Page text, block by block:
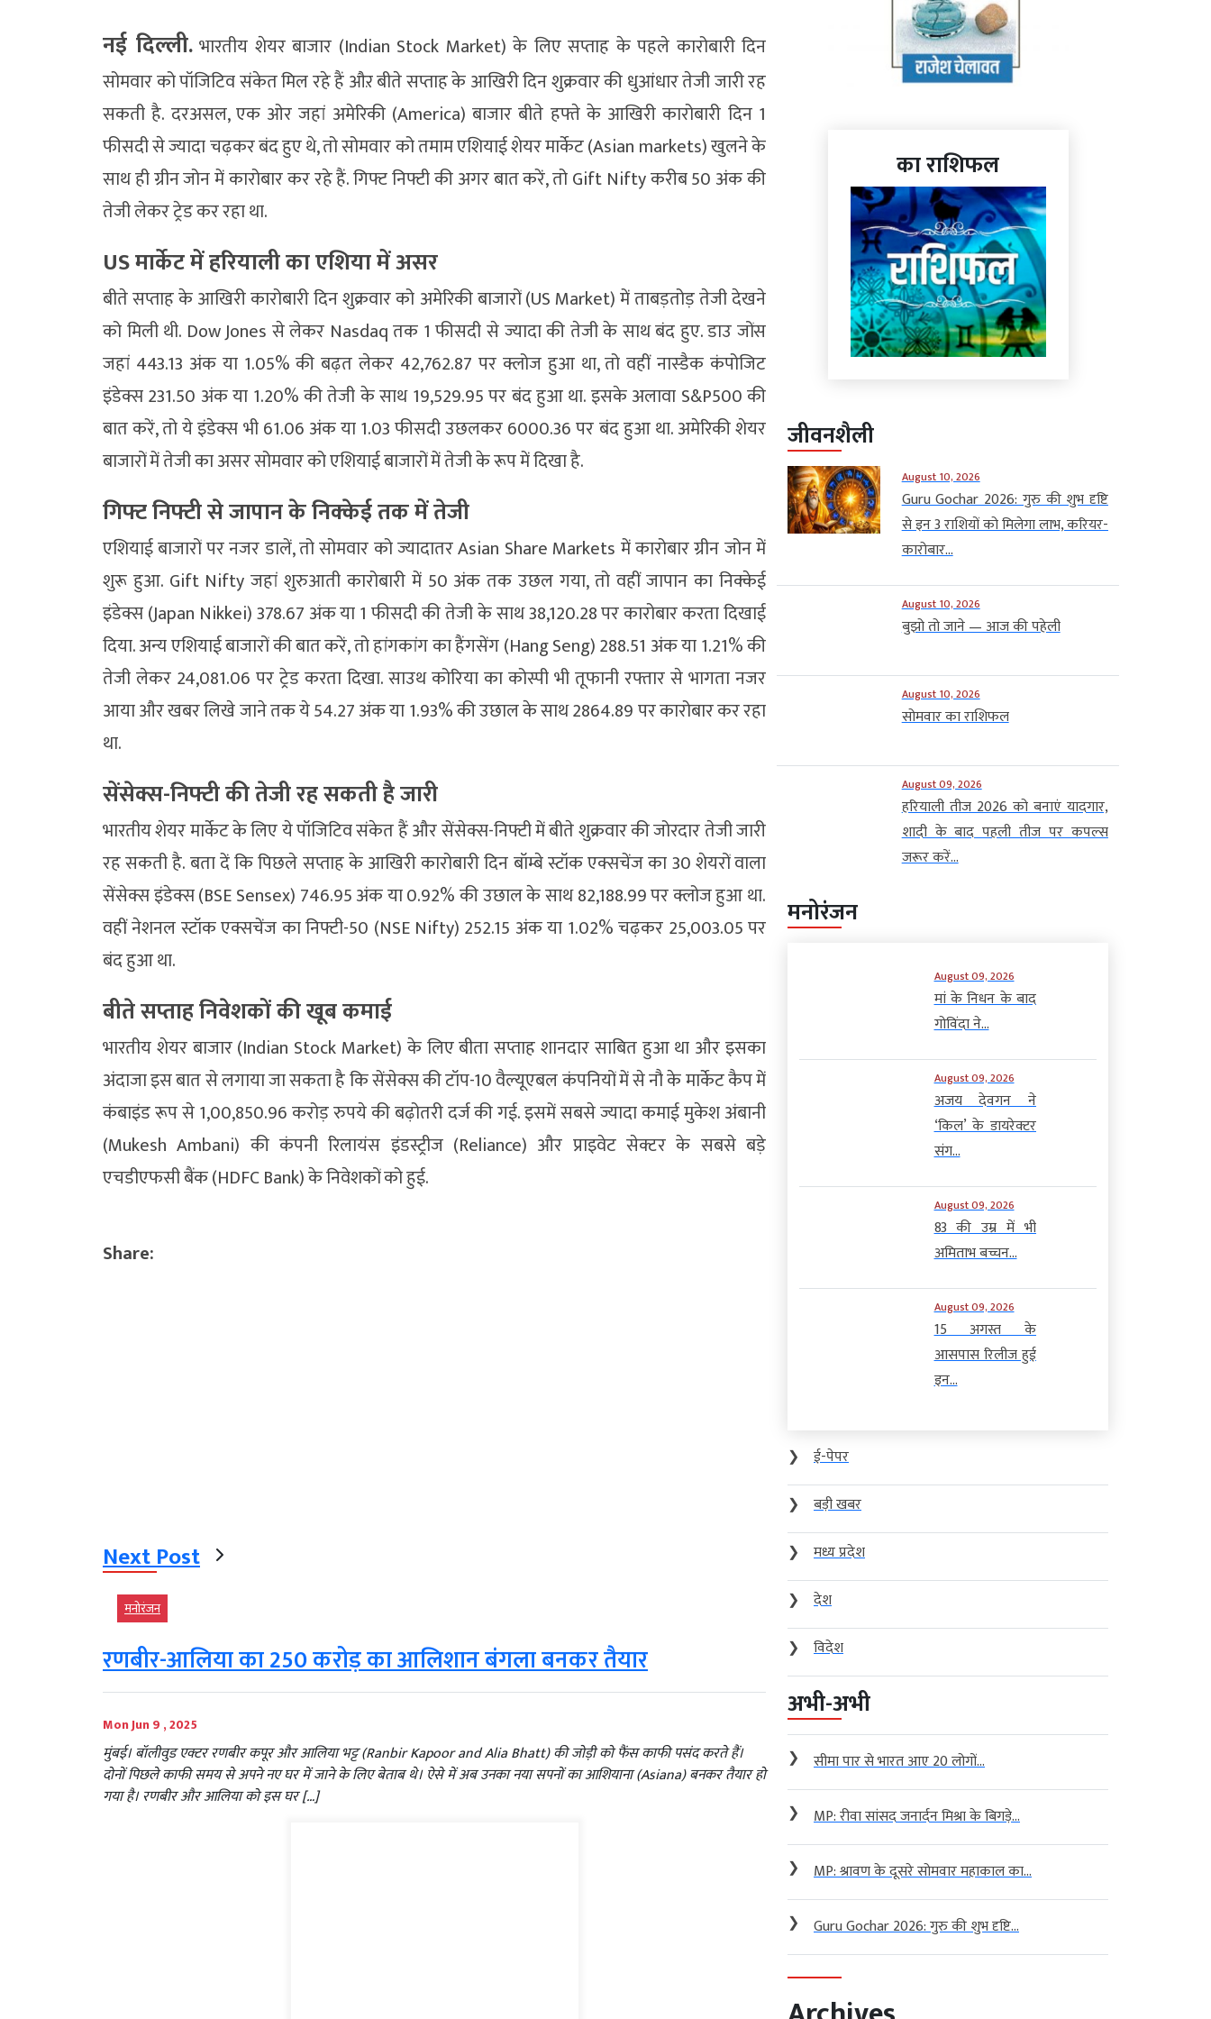
नई दिल्ली.भारतीय शेयर बाजार (Indian Stock Market) के लिए सप्ताह के पहले कारोबारी दिन
सोमवार को पॉजिटिव संकेत मिल रहे हैं औऱ बीते सप्ताह के आखिरी दिन शुक्रवार की धुआंधार तेजी जारी रह
सकती है. दरअसल, एक ओर जहां अमेरिकी (America) बाजार बीते हफ्ते के आखिरी कारोबारी दिन 1
फीसदी से ज्यादा चढ़कर बंद हुए थे, तो सोमवार को तमाम एशियाई शेयर मार्केट (Asian markets) खुलने के
साथ ही ग्रीन जोन में कारोबार कर रहे हैं. गिफ्ट निफ्टी की अगर बात करें, तो Gift Nifty करीब 50 अंक की
तेजी लेकर ट्रेड कर रहा था.
US मार्केट में हरियाली का एशिया में असर
बीते सप्ताह के आखिरी कारोबारी दिन शुक्रवार को अमेरिकी बाजारों (US Market) में ताबड़तोड़ तेजी देखने
को मिली थी. Dow Jones से लेकर Nasdaq तक 1 फीसदी से ज्यादा की तेजी के साथ बंद हुए. डाउ जोंस
जहां 443.13 अंक या 1.05% की बढ़त लेकर 42,762.87 पर क्लोज हुआ था, तो वहीं नास्डैक कंपोजिट
इंडेक्स 231.50 अंक या 1.20% की तेजी के साथ 19,529.95 पर बंद हुआ था. इसके अलावा S&P500 की
बात करें, तो ये इंडेक्स भी 61.06 अंक या 1.03 फीसदी उछलकर 6000.36 पर बंद हुआ था. अमेरिकी शेयर
बाजारों में तेजी का असर सोमवार को एशियाई बाजारों में तेजी के रूप में दिखा है.
गिफ्ट निफ्टी से जापान के निक्केई तक में तेजी
एशियाई बाजारों पर नजर डालें, तो सोमवार को ज्यादातर Asian Share Markets में कारोबार ग्रीन जोन में
शुरू हुआ. Gift Nifty जहां शुरुआती कारोबारी में 50 अंक तक उछल गया, तो वहीं जापान का निक्केई
इंडेक्स (Japan Nikkei) 378.67 अंक या 1 फीसदी की तेजी के साथ 38,120.28 पर कारोबार करता दिखाई
दिया. अन्य एशियाई बाजारों की बात करें, तो हांगकांग का हैंगसेंग (Hang Seng) 288.51 अंक या 1.21% की
तेजी लेकर 24,081.06 पर ट्रेड करता दिखा. साउथ कोरिया का कोस्पी भी तूफानी रफ्तार से भागता नजर
आया और खबर लिखे जाने तक ये 54.27 अंक या 1.93% की उछाल के साथ 2864.89 पर कारोबार कर रहा
था.
सेंसेक्स-निफ्टी की तेजी रह सकती है जारी
भारतीय शेयर मार्केट के लिए ये पॉजिटिव संकेत हैं और सेंसेक्स-निफ्टी में बीते शुक्रवार की जोरदार तेजी जारी
रह सकती है. बता दें कि पिछले सप्ताह के आखिरी कारोबारी दिन बॉम्बे स्टॉक एक्सचेंज का 30 शेयरों वाला
सेंसेक्स इंडेक्स (BSE Sensex) 746.95 अंक या 0.92% की उछाल के साथ 82,188.99 पर क्लोज हुआ था.
वहीं नेशनल स्टॉक एक्सचेंज का निफ्टी-50 (NSE Nifty) 252.15 अंक या 1.02% चढ़कर 25,003.05 पर
बंद हुआ था.
बीते सप्ताह निवेशकों की खूब कमाई
भारतीय शेयर बाजार (Indian Stock Market) के लिए बीता सप्ताह शानदार साबित हुआ था और इसका
अंदाजा इस बात से लगाया जा सकता है कि सेंसेक्स की टॉप-10 वैल्यूएबल कंपनियों में से नौ के मार्केट कैप में
कंबाइंड रूप से 1,00,850.96 करोड़ रुपये की बढ़ोतरी दर्ज की गई. इसमें सबसे ज्यादा कमाई मुकेश अंबानी
(Mukesh Ambani) की कंपनी रिलायंस इंडस्ट्रीज (Reliance) और प्राइवेट सेक्टर के सबसे बड़े
एचडीएफसी बैंक (HDFC Bank) के निवेशकों को हुई.
Share:
Next Post
मनोरंजन
रणबीर-आलिया का 250 करोड़ का आलिशान बंगला बनकर तैयार
Mon Jun 9 , 2025
मुंबई। बॉलीवुड एक्टर रणबीर कपूर और आलिया भट्ट (Ranbir Kapoor and Alia Bhatt) की जोड़ी को फैंस काफी पसंद करते हैं।
दोनों पिछले काफी समय से अपने नए घर में जाने के लिए बेताब थे। ऐसे में अब उनका नया सपनों का आशियाना (Asiana) बनकर तैयार हो
गया है। रणबीर और आलिया को इस घर […]
का राशिफल
जीवनशैली
August 10, 2026
Guru Gochar 2026: गुरु की शुभ दृष्टि
से इन 3 राशियों को मिलेगा लाभ, करियर-
कारोबार...
August 10, 2026
बुझो तो जाने — आज की पहेली
August 10, 2026
सोमवार का राशिफल
August 09, 2026
हरियाली तीज 2026 को बनाएं यादगार,
शादी के बाद पहली तीज पर कपल्स
जरूर करें...
मनोरंजन
August 09, 2026
मां के निधन के बाद
गोविंदा ने...
August 09, 2026
अजय देवगन ने
‘किल’ के डायरेक्टर
संग...
August 09, 2026
83 की उम्र में भी
अमिताभ बच्चन...
August 09, 2026
15 अगस्त के
आसपास रिलीज हुई
इन...
❯
ई-पेपर
❯
बड़ी खबर
❯
मध्य प्रदेश
❯
देश
❯
विदेश
अभी-अभी
❯ सीमा पार से भारत आए 20 लोगों...
❯ MP: रीवा सांसद जनार्दन मिश्रा के बिगड़े...
❯ MP: श्रावण के दूसरे सोमवार महाकाल का...
❯ Guru Gochar 2026: गुरु की शुभ दृष्टि...